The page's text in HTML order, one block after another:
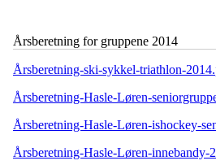
Årsberetning for gruppene 2014
Årsberetning-ski-sykkel-triathlon-
Årsberetning-Hasle-Løren-
Årsberetning-Hasle-Løren-ishockey-
Årsberetning-Hasle-Løren-innebandy-